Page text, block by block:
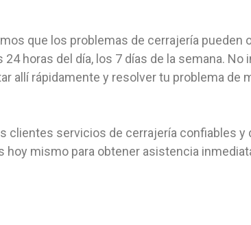
que los problemas de cerrajería pueden
horas del día, los 7 días de la semana.
allí rápidamente y resolver tu problema de
clientes servicios de cerrajería confiables y
hoy mismo para obtener asistencia